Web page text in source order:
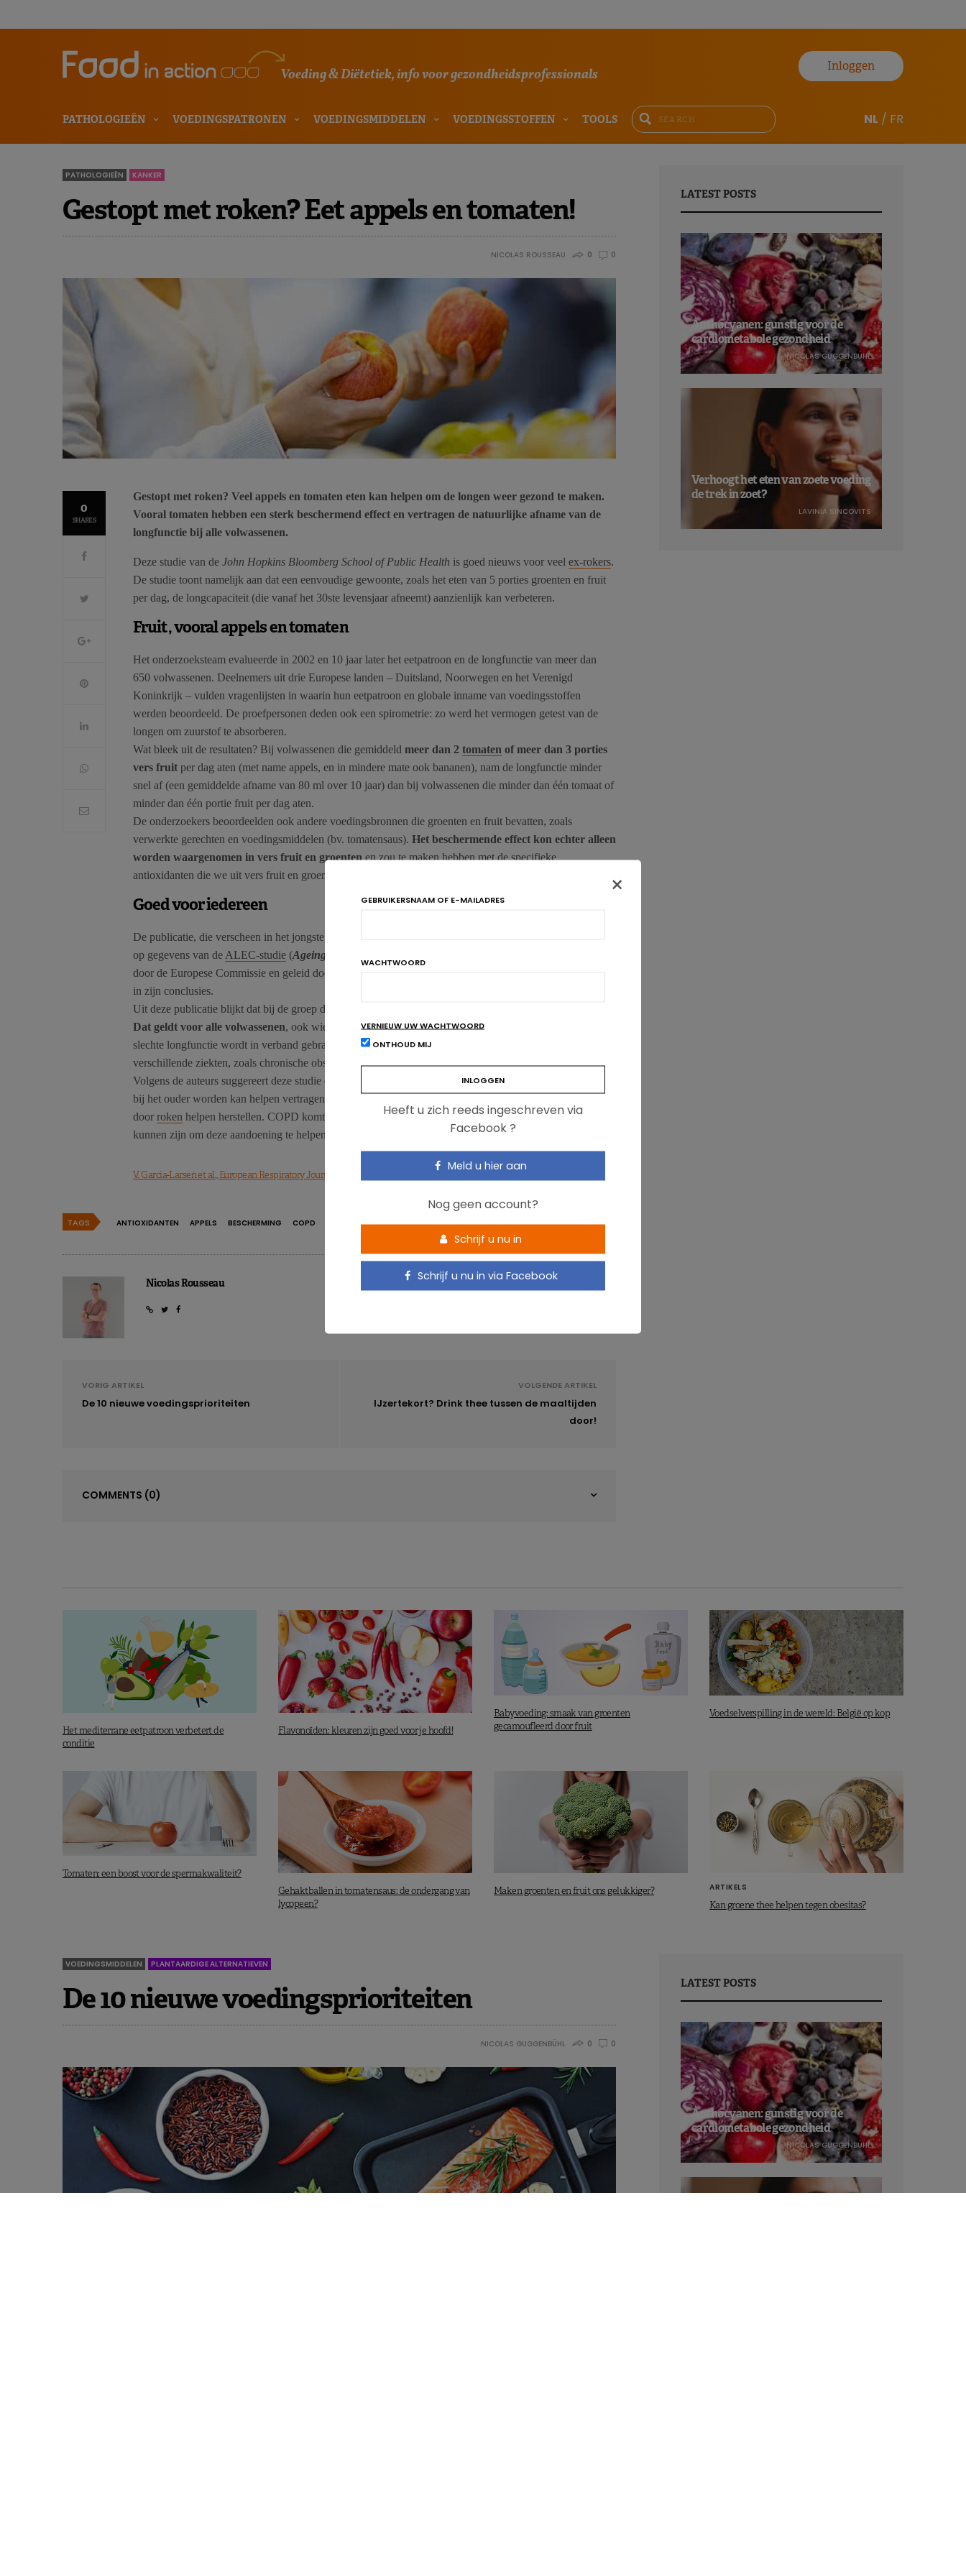
Voeding & Diëtetiek, info voor gezondheidsprofessionals
Inloggen
PATHOLOGIEËN VOEDINGSPATRONEN VOEDINGSMIDDELEN VOEDINGSSTOFFEN TOOLS NL / FR
PATHOLOGIEËN KANKER
Gestopt met roken? Eet appels en tomaten!
NICOLAS ROUSSEAU 0 0
0
SHARES
Gestopt met roken? Veel appels en tomaten eten kan helpen om de longen weer gezond te maken.
Vooral tomaten hebben een sterk beschermend effect en vertragen de natuurlijke afname van de
longfunctie bij alle volwassenen.
Deze studie van de John Hopkins Bloomberg School of Public Health is goed nieuws voor veel ex-rokers.
De studie toont namelijk aan dat een eenvoudige gewoonte, zoals het eten van 5 porties groenten en fruit
per dag, de longcapaciteit (die vanaf het 30ste levensjaar afneemt) aanzienlijk kan verbeteren.
Fruit, vooral appels en tomaten
Het onderzoeksteam evalueerde in 2002 en 10 jaar later het eetpatroon en de longfunctie van meer dan
650 volwassenen. Deelnemers uit drie Europese landen – Duitsland, Noorwegen en het Verenigd
Koninkrijk – vulden vragenlijsten in waarin hun eetpatroon en globale inname van voedingsstoffen
werden beoordeeld. De proefpersonen deden ook een spirometrie: zo werd het vermogen getest van de
longen om zuurstof te absorberen.
Wat bleek uit de resultaten? Bij volwassenen die gemiddeld meer dan 2 tomaten of meer dan 3 porties
vers fruit per dag aten (met name appels, en in mindere mate ook bananen), nam de longfunctie minder
snel af (een gemiddelde afname van 80 ml over 10 jaar) dan bij volwassenen die minder dan één tomaat of
minder dan één portie fruit per dag aten.
De onderzoekers beoordeelden ook andere voedingsbronnen die groenten en fruit bevatten, zoals
verwerkte gerechten en voedingsmiddelen (bv. tomatensaus). Het beschermende effect kon echter alleen
worden waargenomen in vers fruit en groentenen zou te maken hebben met de specifieke
antioxidanten die we uit vers fruit en groenten halen, maar dit moet nog verder worden bepaald.
Goed voor iedereen
De publicatie, die verscheen in het jongste nummer van het
op gegevens van deALEC-studie (Ageing Lungs in European Cohorts
door de Europese Commissie en geleid door het Imperial College of London, en gaat nog een stap verder
in zijn conclusies.
Uit deze publicatie blijkt dat bij de groep die het meeste tomaten eet,
Dat geldt voor alle volwassenen, ook wie nooit heeft gerookt en ex-rokers. Dat is interessant, want een
slechte longfunctie wordt in verband gebracht met een hoger risico op overlijden als gevolg van
verschillende ziekten, zoals chronische obstructieve longziekte (COPD), hartziekten enlongkanker.
Volgens de auteurs suggereert deze studie dat
regelmatig meer fruit etende afname van de longfunctie
bij het ouder worden kan helpen vertragen. Een grotere fruitconsumptie zou zelfs longschade veroorzaakt
door roken helpen herstellen. COPD komt wereldwijd steeds vaker voor. Voeding zou dan ook een manier
kunnen zijn om deze aandoening te helpen voorkomen.
V. Garcia-Larsen et al., European Respiratory Journal, December 2017: 1602286.
TAGS ANTIOXIDANTEN APPELS BESCHERMING COPD ROKEN TOMATEN VRUCHTEN
Nicolas Rousseau
VORIG ARTIKEL
De 10 nieuwe voedingsprioriteiten
VOLGENDE ARTIKEL
IJzertekort? Drink thee tussen de maaltijden
door!
COMMENTS (0)
LATEST POSTS
Anthocyanen: gunstig voor de
cardiometabole gezondheid
NICOLAS GUGGENBÜHL
Verhoogt het eten van zoete voeding
de trek in zoet?
LAVINIA SINCOVITS
Het mediterrane eetpatroon verbetert de
conditie
Flavonoïden: kleuren zijn goed voor je hoofd!
Babyvoeding: smaak van groenten
gecamoufleerd door fruit
Voedselverspilling in de wereld: België op kop
Tomaten: een boost voor de spermakwaliteit?
Gehaktballen in tomatensaus: de ondergang van
lycopeen?
Maken groenten en fruit ons gelukkiger? ARTIKELS
Kan groene thee helpen tegen obesitas?
VOEDINGSMIDDELEN PLANTAARDIGE ALTERNATIEVEN
De 10 nieuwe voedingsprioriteiten
NICOLAS GUGGENBÜHL 0 0
LATEST POSTS
Anthocyanen: gunstig voor de
cardiometabole gezondheid
NICOLAS GUGGENBÜHL
×
GEBRUIKERSNAAM OF E-MAILADRES
WACHTWOORD
VERNIEUW UW WACHTWOORD
ONTHOUD MIJ
Heeft u zich reeds ingeschreven via
Facebook ?
Meld u hier aan
Nog geen account?
Schrijf u nu in
Schrijf u nu in via Facebook